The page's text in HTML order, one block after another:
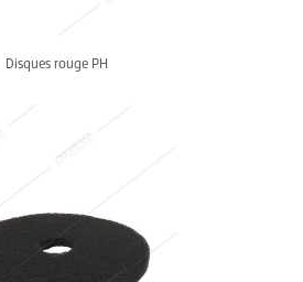
Disques rouge PH